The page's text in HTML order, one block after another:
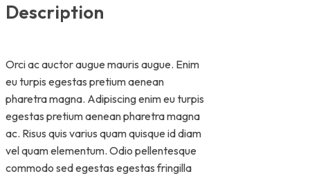
Description
Orci ac auctor augue mauris augue. Enim
eu turpis egestas pretium aenean
pharetra magna. Adipiscing enim eu turpis
egestas pretium aenean pharetra magna
ac. Risus quis varius quam quisque id diam
vel quam elementum. Odio pellentesque
commodo sed egestas egestas fringilla